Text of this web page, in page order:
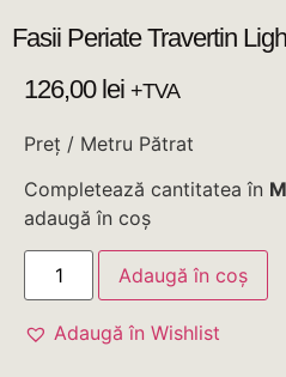
Fasii Periate Travertin
126,00 lei +TVA
Preț / Metru Pătrat
Completează cantitatea în
adaugă în coș
Adaugă în coș
Adaugă în Wishlist